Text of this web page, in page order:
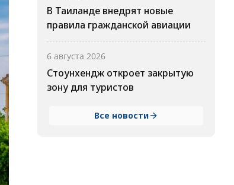
В Таиланде внедрят новые
правила гражданской авиации
6 августа 2026
Стоунхендж откроет закрытую
зону для туристов
Все новости